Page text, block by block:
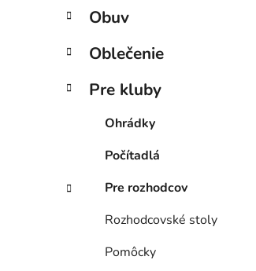
Obuv
Oblečenie
Pre kluby
Ohrádky
Počítadlá
Pre rozhodcov
Rozhodcovské stoly
Pomôcky